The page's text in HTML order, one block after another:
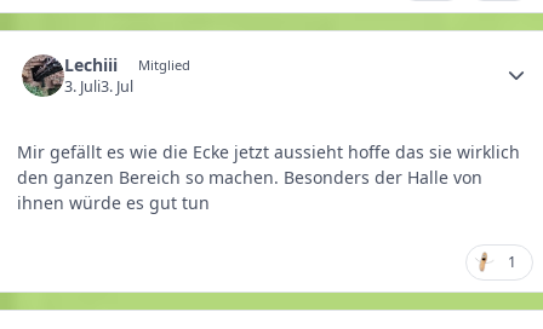
Lechiii Mitglied
3. Juli3. Jul
Mir gefällt es wie die Ecke jetzt aussieht hoffe das sie wirklich
den ganzen Bereich so machen. Besonders der Halle von
ihnen würde es gut tun
1